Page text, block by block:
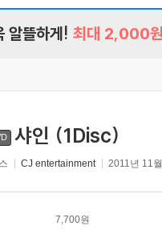
RBTI Lab
알뜰하게! 최대 2,000
샤인 (1Disc)
CJ entertainment 2011년 11
7,700원